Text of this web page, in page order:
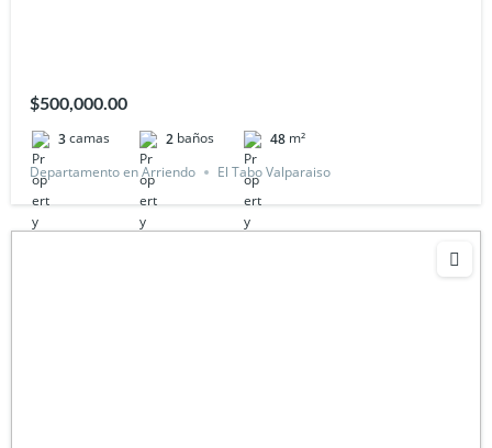
$500,000.00
3camas 2 baños 48 m²
Departamento en Arriendo
El Tabo Valparaiso